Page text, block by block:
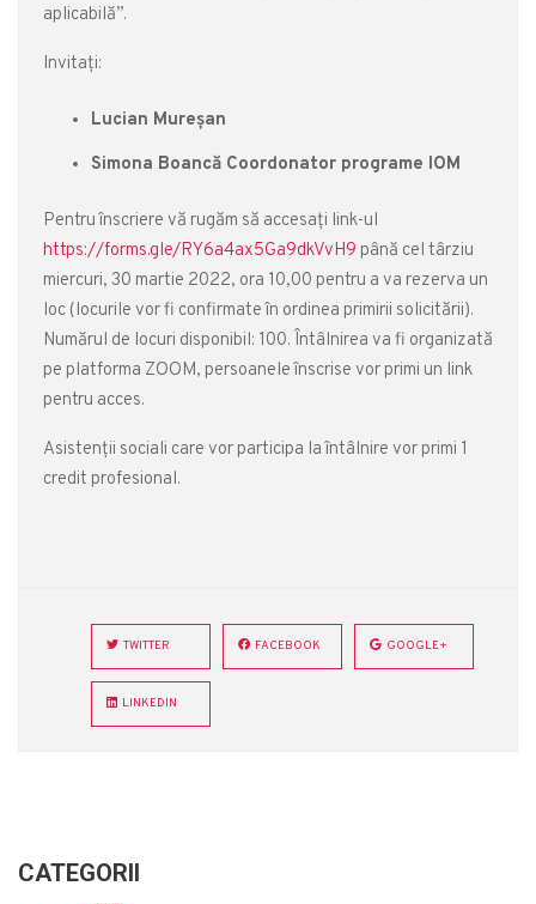
aplicabilă”.
Invitaţi:
Lucian Mureşan
Simona Boancă Coordonator programe IOM
Pentru înscriere vă rugăm să accesaţi link-ul
https://forms.gle/RY6a4ax5Ga9dkVvH9 până cel târziu
miercuri, 30 martie 2022, ora 10,00 pentru a va rezerva un
loc (locurile vor fi confirmate în ordinea primirii solicitării).
Numărul de locuri disponibil: 100. Întâlnirea va fi organizată
pe platforma ZOOM, persoanele înscrise vor primi un link
pentru acces.
Asistenții sociali care vor participa la întâlnire vor primi 1
credit profesional.
TWITTER FACEBOOK GOOGLE+
LINKEDIN
CATEGORII